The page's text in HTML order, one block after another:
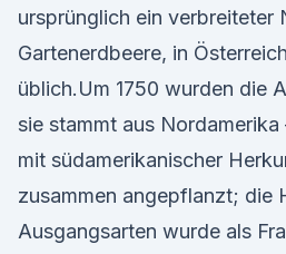
ursprünglich ein verbreiteter
Gartenerdbeere, in
üblich.Um 1750 wurden die
sie stammt aus
mit südamerikanischer
zusammen angepflanzt; die
Ausgangsarten wurde als